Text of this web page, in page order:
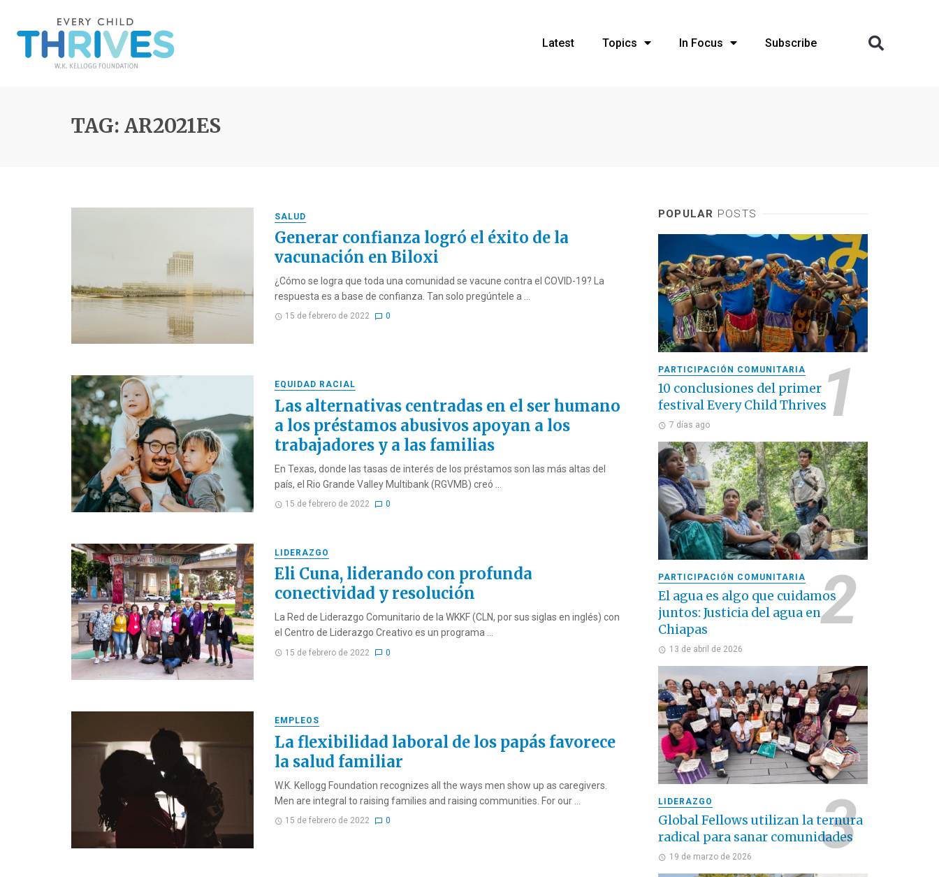
Latest Topics In Focus Subscribe
TAG: AR2021ES
SALUD
Generar confianza logró el éxito de la
vacunación en Biloxi
¿Cómo se logra que toda una comunidad se vacune contra el COVID-19? La
respuesta es a base de confianza. Tan solo pregúntele a ...
15 de febrero de 2022 0
EQUIDAD RACIAL
Las alternativas centradas en el ser humano
a los préstamos abusivos apoyan a los
trabajadores y a las familias
En Texas, donde las tasas de interés de los préstamos son las más altas del
país, el Rio Grande Valley Multibank (RGVMB) creó ...
15 de febrero de 2022 0
LIDERAZGO
Eli Cuna, liderando con profunda
conectividad y resolución
La Red de Liderazgo Comunitario de la WKKF (CLN, por sus siglas en inglés) con
el Centro de Liderazgo Creativo es un programa ...
15 de febrero de 2022 0
EMPLEOS
La flexibilidad laboral de los papás favorece
la salud familiar
W.K. Kellogg Foundation recognizes all the ways men show up as caregivers.
Men are integral to raising families and raising communities. For our ...
15 de febrero de 2022 0
POPULAR POSTS
PARTICIPACIÓN COMUNITARIA
10 conclusiones del primer
festival Every Child Thrives
7 días ago
PARTICIPACIÓN COMUNITARIA
El agua es algo que cuidamos
juntos: Justicia del agua en
Chiapas
13 de abril de 2026
LIDERAZGO
Global Fellows utilizan la ternura
radical para sanar comunidades
19 de marzo de 2026